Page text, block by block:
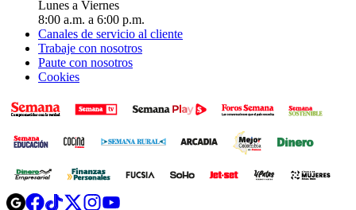
Lunes a Viernes
8:00 a.m. a 6:00 p.m.
Canales de servicio al cliente
Trabaje con nosotros
Paute con nosotros
Cookies
OpensOpensOpensOpens